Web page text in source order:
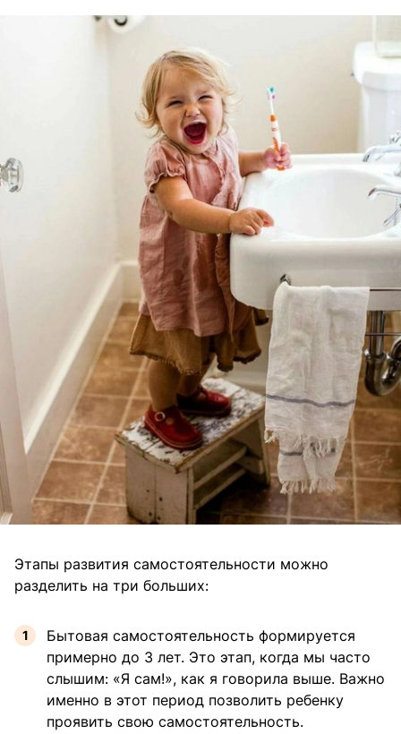
Этапы развития самостоятельности можно
разделить на три больших:
Бытовая самостоятельность формируется
примерно до 3 лет. Это этап, когда мы часто
слышим: «Я сам!», как я говорила выше. Важно
именно в этот период позволить ребенку
проявить свою самостоятельность.